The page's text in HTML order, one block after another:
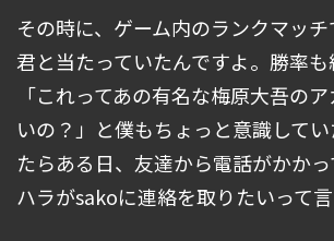
その時に、ゲーム内のランクマッ
君と当たっていたんですよ。勝率も
「これってあの有名な梅原大吾の
いの？」と僕もちょっと意識して
たらある日、友達から電話がかか
ハラがsakoに連絡を取りたいって言